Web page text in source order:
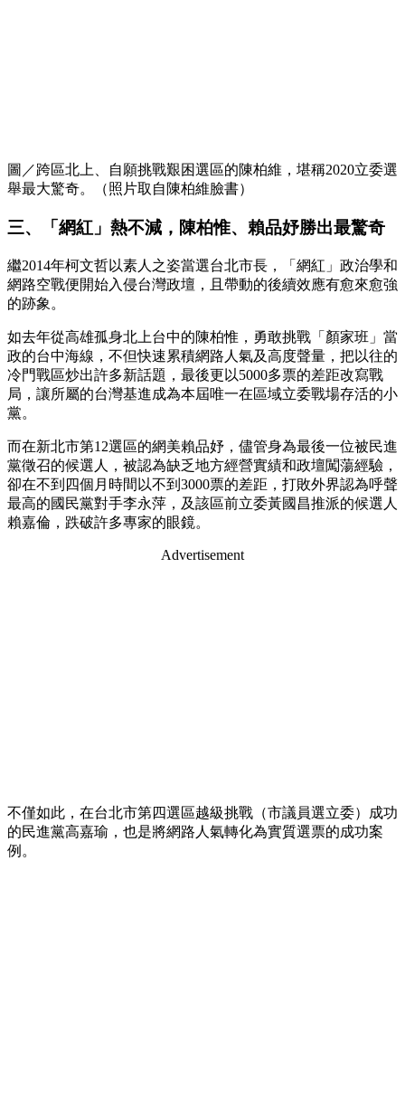
圖／跨區北上、自願挑戰艱困選區的陳柏維，堪稱2020立委選
舉最大驚奇。（照片取自陳柏維臉書）
三、「網紅」熱不減，陳柏惟、賴品妤勝出最驚奇
繼2014年柯文哲以素人之姿當選台北市長，「網紅」政治學和
網路空戰便開始入侵台灣政壇，且帶動的後續效應有愈來愈強
的跡象。
如去年從高雄孤身北上台中的陳柏惟，勇敢挑戰「顏家班」當
政的台中海線，不但快速累積網路人氣及高度聲量，把以往的
冷門戰區炒出許多新話題，最後更以5000多票的差距改寫戰
局，讓所屬的台灣基進成為本屆唯一在區域立委戰場存活的小
黨。
而在新北市第12選區的網美賴品妤，儘管身為最後一位被民進
黨徵召的候選人，被認為缺乏地方經營實績和政壇闖蕩經驗，
卻在不到四個月時間以不到3000票的差距，打敗外界認為呼聲
最高的國民黨對手李永萍，及該區前立委黃國昌推派的候選人
賴嘉倫，跌破許多專家的眼鏡。
Advertisement
不僅如此，在台北市第四選區越級挑戰（市議員選立委）成功
的民進黨高嘉瑜，也是將網路人氣轉化為實質選票的成功案
例。